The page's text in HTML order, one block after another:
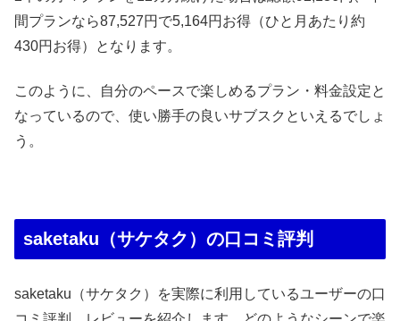
間プランなら87,527円で5,164円お得（ひと月あたり約
430円お得）となります。
このように、自分のペースで楽しめるプラン・料金設定と
なっているので、使い勝手の良いサブスクといえるでしょ
う。
saketaku（サケタク）の口コミ評判
saketaku（サケタク）を実際に利用しているユーザーの口